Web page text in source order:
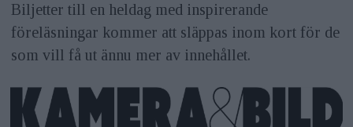
Biljetter till en heldag med inspirerande
föreläsningar kommer att släppas inom kort för de
som vill få ut ännu mer av innehållet.